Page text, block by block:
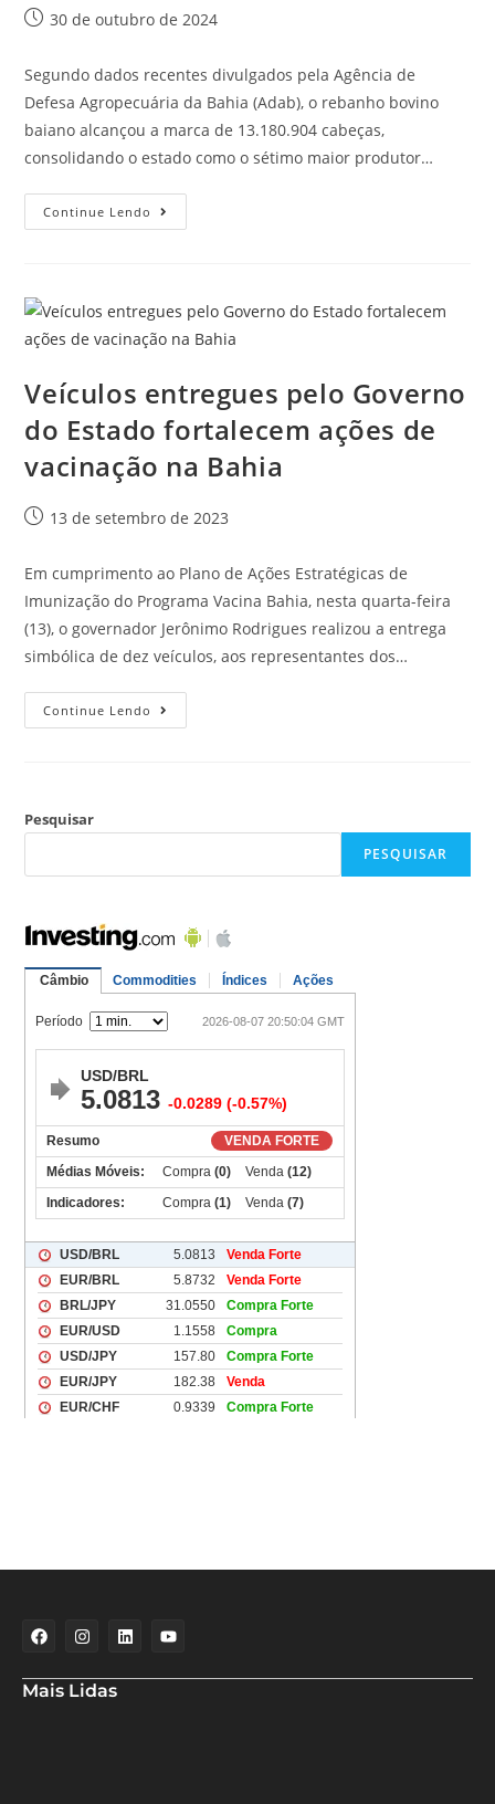
30 de outubro de 2024
Segundo dados recentes divulgados pela Agência de
Defesa Agropecuária da Bahia (Adab), o rebanho bovino
baiano alcançou a marca de 13.180.904 cabeças,
consolidando o estado como o sétimo maior produtor…
Continue Lendo
Veículos entregues pelo Governo
do Estado fortalecem ações de
vacinação na Bahia
13 de setembro de 2023
Em cumprimento ao Plano de Ações Estratégicas de
Imunização do Programa Vacina Bahia, nesta quarta-feira
(13), o governador Jerônimo Rodrigues realizou a entrega
simbólica de dez veículos, aos representantes dos…
Continue Lendo
Pesquisar
PESQUISAR
Mais Lidas